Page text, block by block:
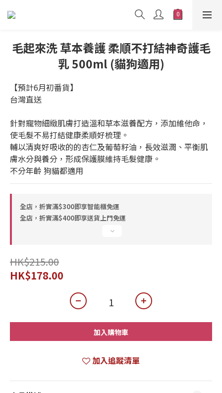
毛起來洗 草本養護 柔順不打結神奇護毛
乳 500ml (貓狗適用)
【預計6月初番貨】
台灣直送
針對寵物細緻肌膚打造溫和草本滋養配方，添加維他命，
使毛髮不易打結健康柔順好梳理。
輔以清爽好吸收的的杏仁及葡萄籽油，長效滋潤、平衡肌
膚水分與養分，形成保護膜維持毛髮健康。
不分年齡 狗貓都適用
全店，折實滿$300即享智能櫃免運
全店，折實滿$400即享送貨上門免運
HK$215.00
HK$178.00
加入購物車
加入追蹤清單